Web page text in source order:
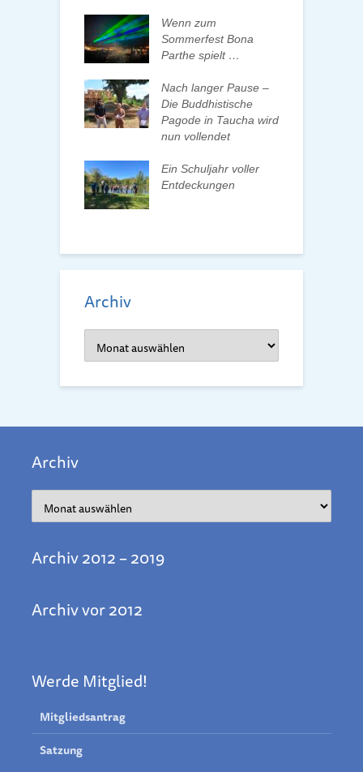
Wenn zum
Sommerfest Bona
Parthe spielt …
Nach langer Pause –
Die Buddhistische
Pagode in Taucha wird
nun vollendet
Ein Schuljahr voller
Entdeckungen
Archiv
Archiv
Archiv
Archiv
Archiv 2012 – 2019
Archiv vor 2012
Werde Mitglied!
Mitgliedsantrag
Satzung